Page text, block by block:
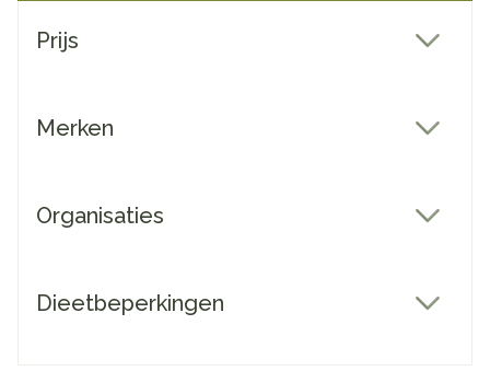
Prijs
Merken
Organisaties
Dieetbeperkingen